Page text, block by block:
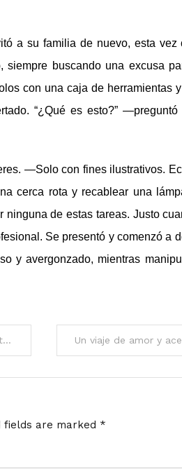
a su familia de nuevo, esta
siempre buscando una excusa
con una caja de herramientas
“¿Qué es esto?”
—Solo con fines ilustrativos.
cerca rota y recablear una
de estas tareas. Justo
Se presentó y comenzó a
y avergonzado, mientras
fields are marked *